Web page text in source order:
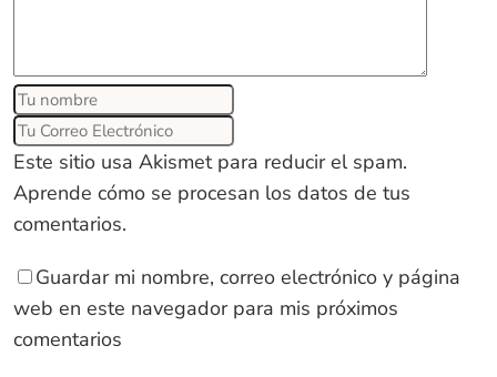
Este sitio usa Akismet para reducir el spam.
Aprende cómo se procesan los datos de tus
comentarios.
Guardar mi nombre, correo electrónico y página
web en este navegador para mis próximos
comentarios